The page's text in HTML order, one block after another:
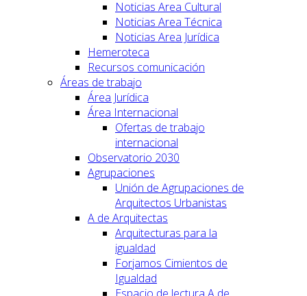
Noticias Area Cultural
Noticias Area Técnica
Noticias Area Jurídica
Hemeroteca
Recursos comunicación
Áreas de trabajo
Área Jurídica
Área Internacional
Ofertas de trabajo
internacional
Observatorio 2030
Agrupaciones
Unión de Agrupaciones de
Arquitectos Urbanistas
A de Arquitectas
Arquitecturas para la
igualdad
Forjamos Cimientos de
Igualdad